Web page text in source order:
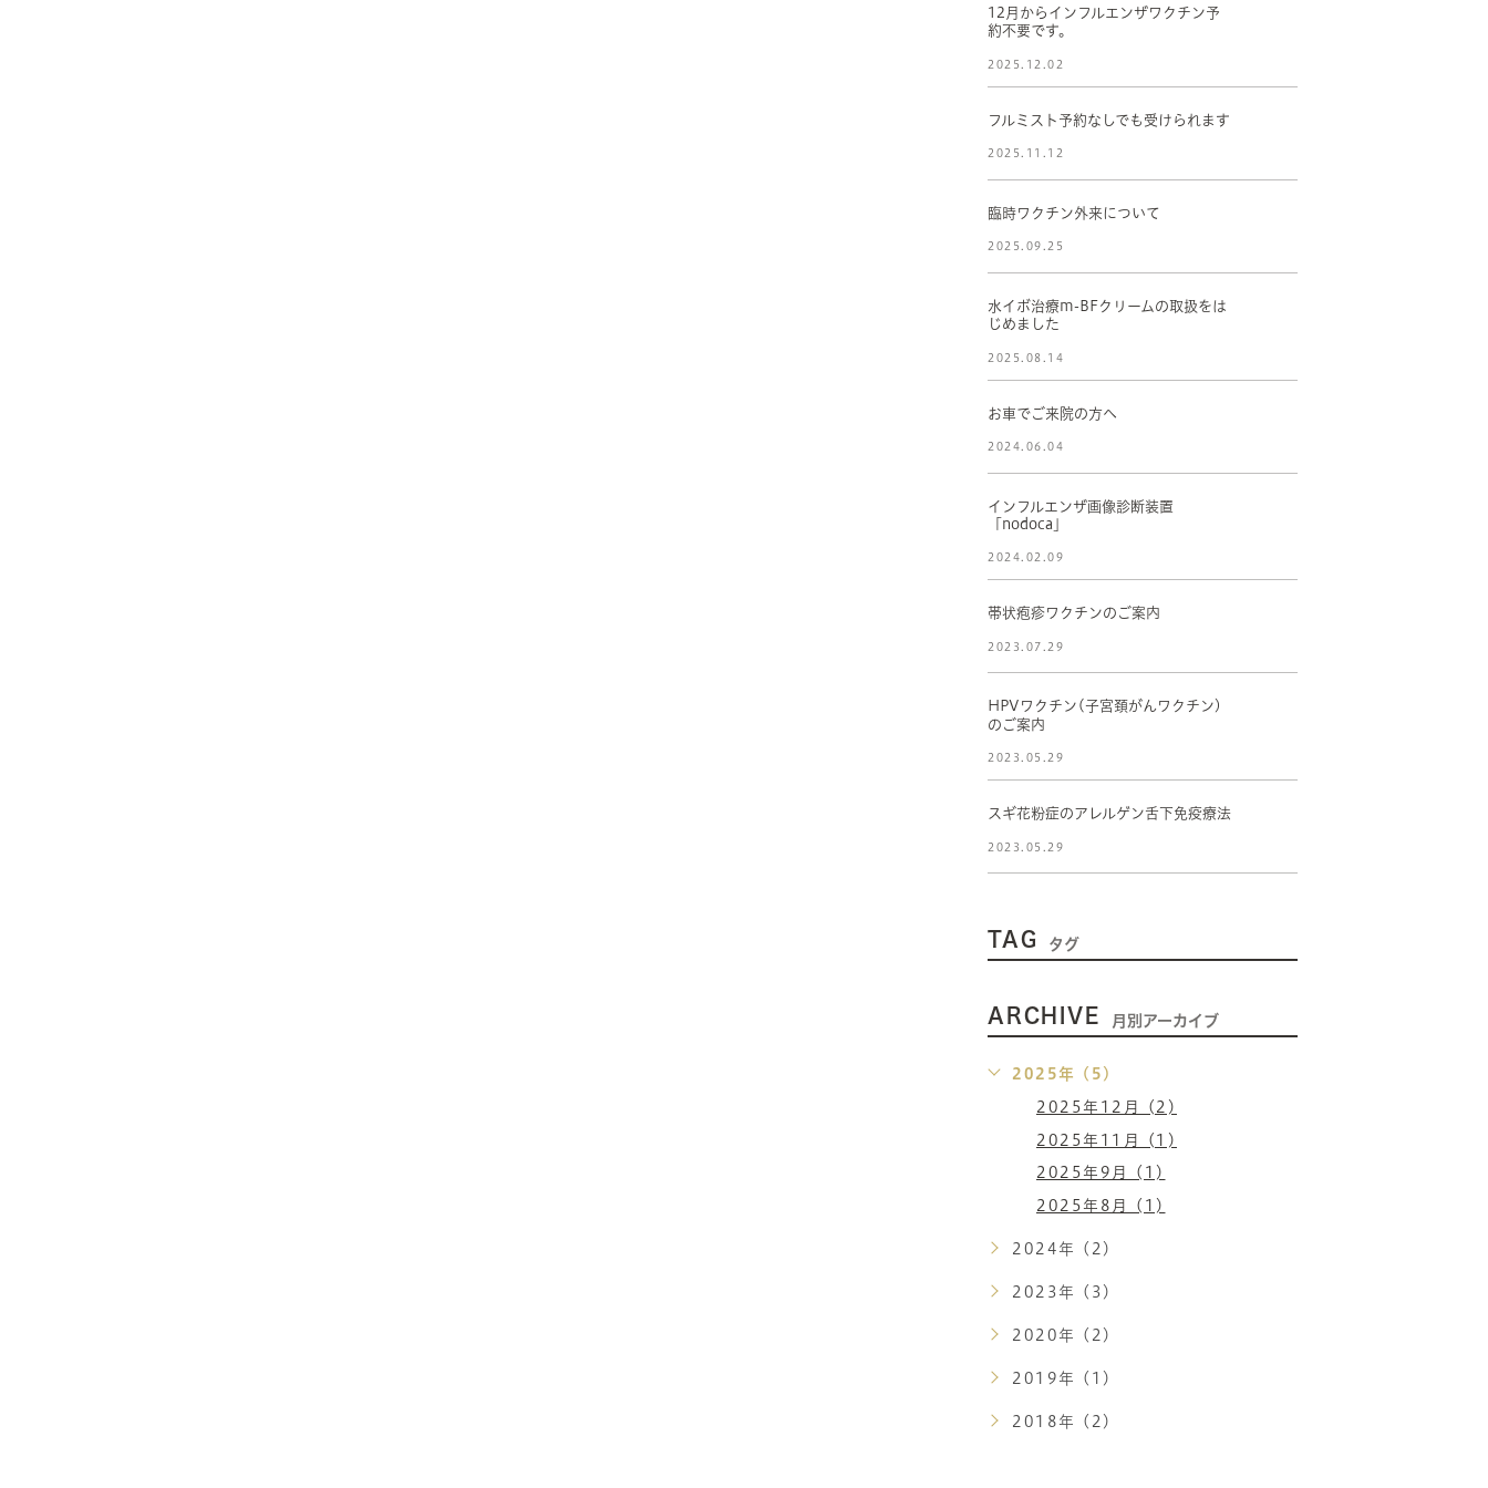
12月からインフルエンザワクチン予
約不要です。
2025.12.02
フルミスト予約なしでも受けられます
2025.11.12
臨時ワクチン外来について
2025.09.25
水イボ治療m-BFクリームの取扱をは
じめました
2025.08.14
お車でご来院の方へ
2024.06.04
インフルエンザ画像診断装置
「nodoca」
2024.02.09
帯状疱疹ワクチンのご案内
2023.07.29
HPVワクチン(子宮頚がんワクチン)
のご案内
2023.05.29
スギ花粉症のアレルゲン舌下免疫療法
2023.05.29
TAG タグ
ARCHIVE 月別アーカイブ
2025年 (5)
2025年12月 (2)
2025年11月 (1)
2025年9月 (1)
2025年8月 (1)
2024年 (2)
2023年 (3)
2020年 (2)
2019年 (1)
2018年 (2)